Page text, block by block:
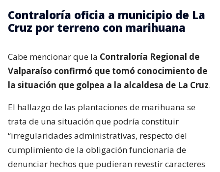
Contraloría oficia a municipio de La
Cruz por terreno con marihuana
Cabe mencionar que la Contraloría Regional de
Valparaíso confirmó que tomó conocimiento de
la situación que golpea a la alcaldesa de La Cruz.
El hallazgo de las plantaciones de marihuana se
trata de una situación que podría constituir
“irregularidades administrativas, respecto del
cumplimiento de la obligación funcionaria de
denunciar hechos que pudieran revestir caracteres